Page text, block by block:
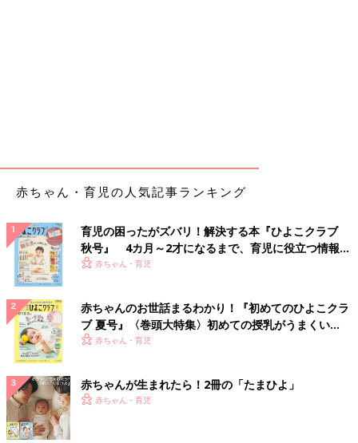
赤ちゃん・育児の人気記事ランキング
育児の困ったがズバリ！解決する本『ひよこクラブ
秋号』 4カ月～2才になるまで、育児に役立つ情報が
いっぱい！
赤ちゃん・育児
赤ちゃんのお世話まるわかり！『初めてのひよこクラ
ブ 夏号』〈巻頭大特集〉初めての授乳がうまくい
く！ おっぱい・ミルクの基本と夏のトラブル 解決テ
赤ちゃん・育児
赤ちゃんが生まれたら！2冊の「たまひよ」
赤ちゃん・育児